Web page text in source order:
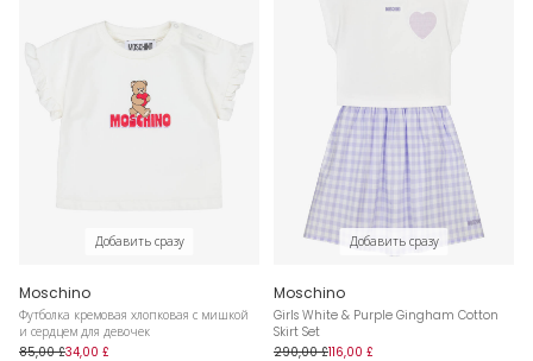
Добавить сразу
Moschino
Футболка кремовая хлопковая с мишкой
и сердцем для девочек
85,00 £34,00 £
Добавить сразу
Moschino
Girls White & Purple Gingham Cotton
Skirt Set
290,00 £116,00 £